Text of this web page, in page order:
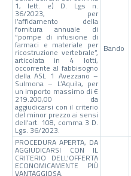
1, lett. e) D. Lgs n.
36/2023, per
l’affidamento della
fornitura annuale di
“pompe di infusione di
farmaci e materiale per
ricostruzione vertebrale”,
articolata in 4 lotti,
occorrente al fabbisogno
della ASL 1 Avezzano –
Sulmona – L’Aquila, per
un importo massimo di €
219.200,00 da
aggiudicarsi con il criterio
del minor prezzo ai sensi
dell’art. 108, comma 3 D.
Lgs. 36/2023.
Bando
PROCEDURA APERTA, DA
AGGIUDICARSI CON IL
CRITERIO DELL’OFFERTA
ECONOMICAMENTE PIÙ
VANTAGGIOSA,